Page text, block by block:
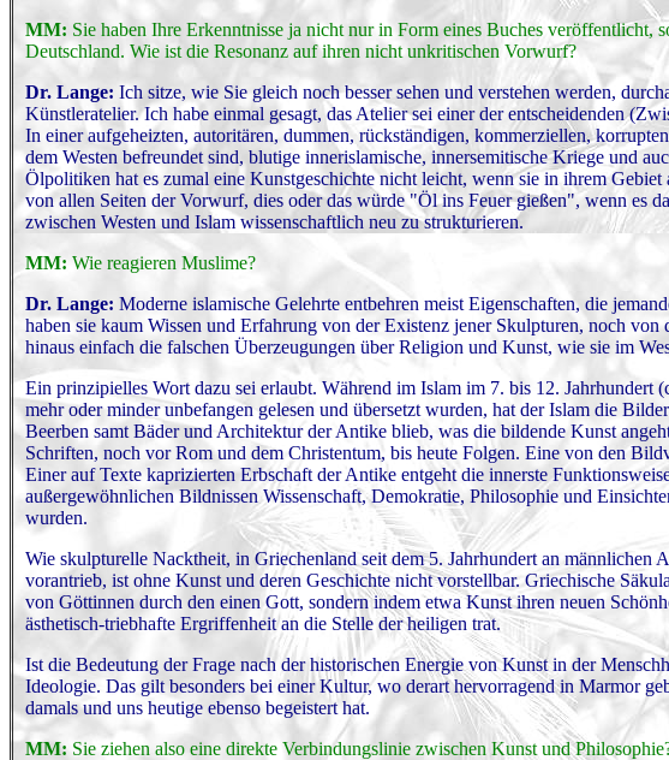
MM: Sie haben Ihre Erkenntnisse ja nicht nur in Form eines Buches veröffentlicht,
Deutschland. Wie ist die Resonanz auf ihren nicht unkritischen Vorwurf?
Dr. Lange: Ich sitze, wie Sie gleich noch besser sehen und verstehen werden,
Künstleratelier. Ich habe einmal gesagt, das Atelier sei einer der entscheidenden
In einer aufgeheizten, autoritären, dummen, rückständigen, kommerziellen,
dem Westen befreundet sind, blutige innerislamische, innersemitische Kriege und
Ölpolitiken hat es zumal eine Kunstgeschichte nicht leicht, wenn sie in ihrem
von allen Seiten der Vorwurf, dies oder das würde "Öl ins Feuer gießen", wenn es
zwischen Westen und Islam wissenschaftlich neu zu strukturieren.
MM: Wie reagieren Muslime?
Dr. Lange: Moderne islamische Gelehrte entbehren meist Eigenschaften, die
haben sie kaum Wissen und Erfahrung von der Existenz jener Skulpturen, noch
hinaus einfach die falschen Überzeugungen über Religion und Kunst, wie sie im
Ein prinzipielles Wort dazu sei erlaubt. Während im Islam im 7. bis 12.
mehr oder minder unbefangen gelesen und übersetzt wurden, hat der Islam die
Beerben samt Bäder und Architektur der Antike blieb, was die bildende Kunst
Schriften, noch vor Rom und dem Christentum, bis heute Folgen. Eine von den
Einer auf Texte kaprizierten Erbschaft der Antike entgeht die innerste
außergewöhnlichen Bildnissen Wissenschaft, Demokratie, Philosophie und
wurden.
Wie skulpturelle Nacktheit, in Griechenland seit dem 5. Jahrhundert an männlichen
vorantrieb, ist ohne Kunst und deren Geschichte nicht vorstellbar. Griechische
von Göttinnen durch den einen Gott, sondern indem etwa Kunst ihren neuen
ästhetisch-triebhafte Ergriffenheit an die Stelle der heiligen trat.
Ist die Bedeutung der Frage nach der historischen Energie von Kunst in der
Ideologie. Das gilt besonders bei einer Kultur, wo derart hervorragend in Marmor
damals und uns heutige ebenso begeistert hat.
MM: Sie ziehen also eine direkte Verbindungslinie zwischen Kunst und